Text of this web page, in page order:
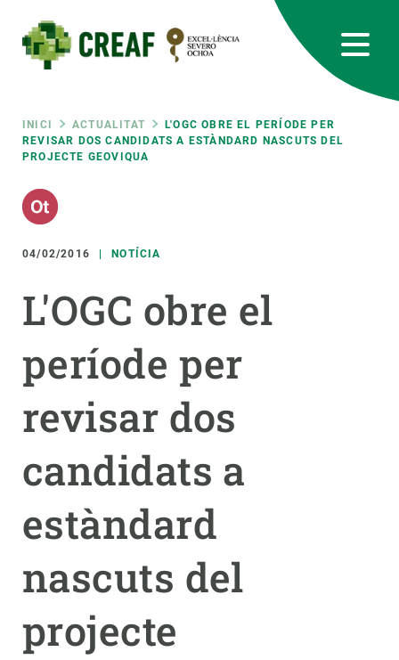
contingut
Fil
d'ariadna
INICI ACTUALITAT
L'OGC OBRE EL PERÍODE PER
REVISAR DOS CANDIDATS A ESTÀNDARD NASCUTS DEL
PROJECTE GEOVIQUA
04/02/2016 NOTÍCIA
L'OGC obre el
període per
revisar dos
candidats a
estàndard
nascuts del
projecte
RRSS
Featured
responsive
Responsive
menu
RECERCA
CIÈNCIA EN ACCIÓ
NOTÍCIES I AGENDA